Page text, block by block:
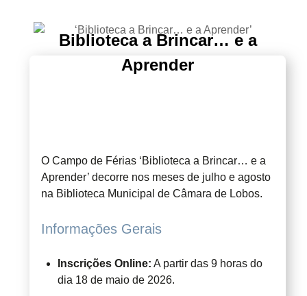
Biblioteca a Brincar… e a
Aprender
O Campo de Férias ‘Biblioteca a Brincar… e a
Aprender’ decorre nos meses de julho e agosto
na Biblioteca Municipal de Câmara de Lobos.
Informações Gerais
Inscrições Online: A partir das 9 horas do
dia 18 de maio de 2026.